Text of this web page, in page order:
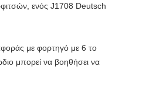
ενός J1708 Deutsch
με φορτηγό με 6 το
μπορεί να βοηθήσει να